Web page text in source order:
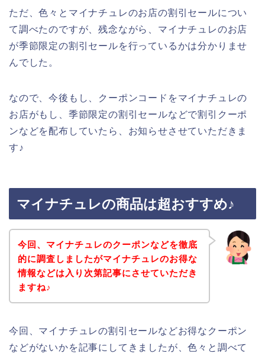
ただ、色々とマイナチュレのお店の割引セールについ
て調べたのですが、残念ながら、マイナチュレのお店
が季節限定の割引セールを行っているかは分かりませ
んでした。
なので、今後もし、クーポンコードをマイナチュレの
お店がもし、季節限定の割引セールなどで割引クーポ
ンなどを配布していたら、お知らせさせていただきま
す♪
マイナチュレの商品は超おすすめ♪
今回、マイナチュレのクーポンなどを徹底
的に調査しましたがマイナチュレのお得な
情報などは入り次第記事にさせていただき
ますね♪
今回、マイナチュレの割引セールなどお得なクーポン
などがないかを記事にしてきましたが、色々と調べて